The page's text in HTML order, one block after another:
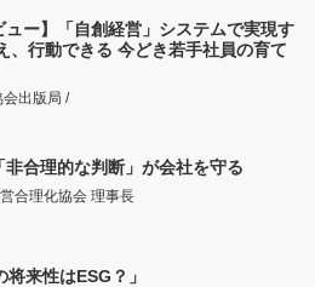
ュー】「自創経営」システムで実現す
、行動できる 今どき若手社員の育て
会出版局 /
合理的な判断」が会社を守る
合理化協会 理事長
来性はESG？」